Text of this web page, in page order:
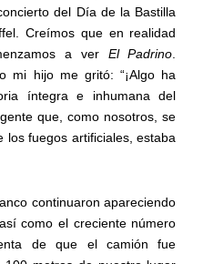
del Día de la Bastilla
Creímos que en realidad
a ver El Padrino.
mi hijo me gritó: “¡Algo ha
íntegra e inhumana del
que, como nosotros, se
los fuegos artificiales, estaba
continuaron apareciendo
como el creciente número
de que el camión fue